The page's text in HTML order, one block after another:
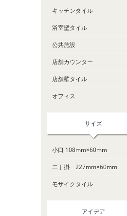
キッチンタイル
浴室壁タイル
公共施設
店舗カウンター
店舗壁タイル
オフィス
サイズ
小口 108mm×60mm
二丁掛 227mm×60mm
モザイクタイル
アイデア